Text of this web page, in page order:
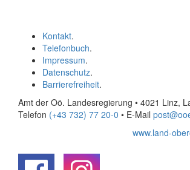
Kontakt.
Telefonbuch.
Impressum.
Datenschutz.
Barrierefreiheit.
Amt der Oö. Landesregierung • 4021 Linz,
Telefon (+43 732) 77 20-0 • E-Mail
www.land-